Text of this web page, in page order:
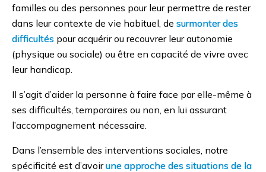
familles ou des personnes pour leur permettre de rester
dans leur contexte de vie habituel, de surmonter des
difficultés pour acquérir ou recouvrer leur autonomie
(physique ou sociale) ou être en capacité de vivre avec
leur handicap.
Il s’agit d’aider la personne à faire face par elle-même à
ses difficultés, temporaires ou non, en lui assurant
l’accompagnement nécessaire.
Dans l’ensemble des interventions sociales, notre
spécificité est d’avoirune approche des situations de la